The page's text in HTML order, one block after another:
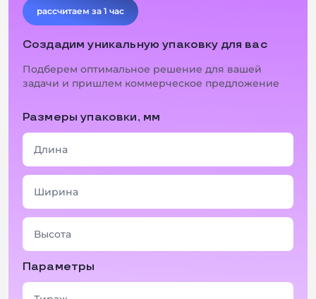
+ 4 фото
рассчитаем за 1 час
Создадим уникальную упаковку для вас
Подберем оптимальное решение для вашей
задачи и пришлем коммерческое предложение
Размеры упаковки, мм
Параметры